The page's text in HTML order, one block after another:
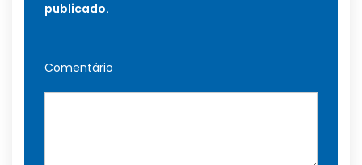
publicado.
Comentário